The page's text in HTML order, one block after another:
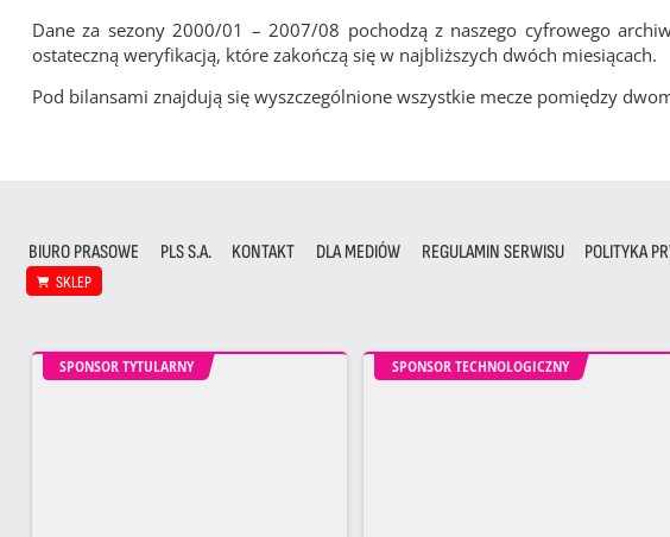
Dane za sezony 2000/01 – 2007/08 pochodzą z naszego cyfrowego
ostateczną weryfikacją, które zakończą się w najbliższych dwóch miesiącach.
Pod bilansami znajdują się wyszczególnione wszystkie mecze pomiędzy
BIURO PRASOWE PLS S.A. KONTAKT DLA MEDIÓW REGULAMIN SERWISU POLITYKA
SKLEP
SPONSOR TYTULARNY SPONSOR TECHNOLOGICZNY